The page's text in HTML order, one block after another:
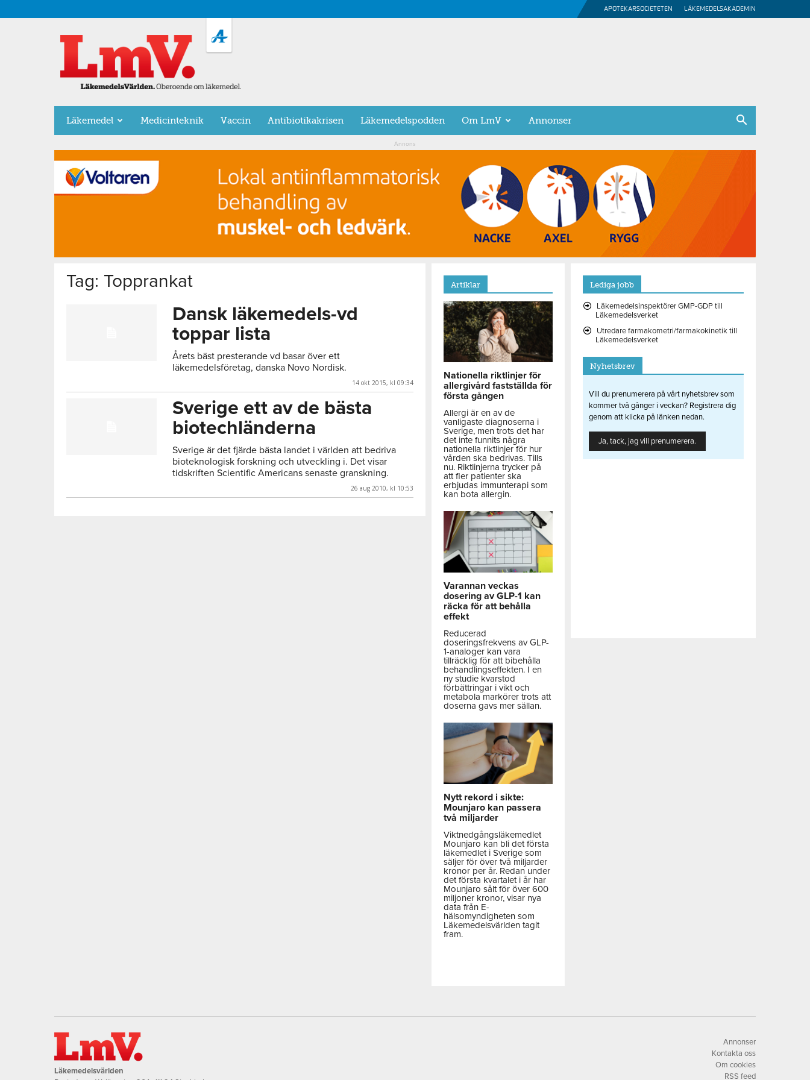
APOTEKARSOCIETETEN LÄKEMEDELSAKADEMIN
LäkemedelsVärlden
Läkemedel Medicinteknik Vaccin Antibiotikakrisen Läkemedelspodden Om LmV Annonser
Annons
Tag: Topprankat
Dansk läkemedels-vd
toppar lista
Årets bäst presterande vd basar över ett
läkemedelsföretag, danska Novo Nordisk.
14 okt 2015, kl 09:34
Sverige ett av de bästa
biotechländerna
Sverige är det fjärde bästa landet i världen att bedriva
bioteknologisk forskning och utveckling i. Det visar
tidskriften Scientific Americans senaste granskning.
26 aug 2010, kl 10:53
Artiklar
Nationella riktlinjer för
allergivård fastställda för
första gången
Allergi är en av de
vanligaste diagnoserna i
Sverige, men trots det har
det inte funnits några
nationella riktlinjer för hur
vården ska bedrivas. Tills
nu. Riktlinjerna trycker på
att fler patienter ska
erbjudas immunterapi som
kan bota allergin.
Varannan veckas
dosering av GLP-1 kan
räcka för att behålla
effekt
Reducerad
doseringsfrekvens av GLP-
1-analoger kan vara
tillräcklig för att bibehålla
behandlingseffekten. I en
ny studie kvarstod
förbättringar i vikt och
metabola markörer trots att
doserna gavs mer sällan.
Nytt rekord i sikte:
Mounjaro kan passera
två miljarder
Viktnedgångsläkemedlet
Mounjaro kan bli det första
läkemedlet i Sverige som
säljer för över två miljarder
kronor per år. Redan under
det första kvartalet i år har
Mounjaro sålt för över 600
miljoner kronor, visar nya
data från E-
hälsomyndigheten som
Läkemedelsvärlden tagit
fram.
Lediga jobb
Läkemedelsinspektörer GMP-GDP till
Läkemedelsverket
Utredare farmakometri/farmakokinetik till
Läkemedelsverket
Nyhetsbrev
Vill du prenumerera på vårt nyhetsbrev som
kommer två gånger i veckan? Registrera dig
genom att klicka på länken nedan.
Ja, tack, jag vill prenumerera.
Läkemedelsvärlden
Annonser
Kontakta oss
Om cookies
RSS feed